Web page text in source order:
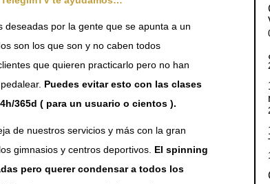
deseadas por la gente que se apunta a un
son los que son y no caben todos
que quieren practicarlo pero no han
Puedes evitar esto con las clases
365d ( para un usuario o cientos ).
de nuestros servicios y más con la gran
gimnasios y centros deportivos. El spinning
pero querer condensar a todos los